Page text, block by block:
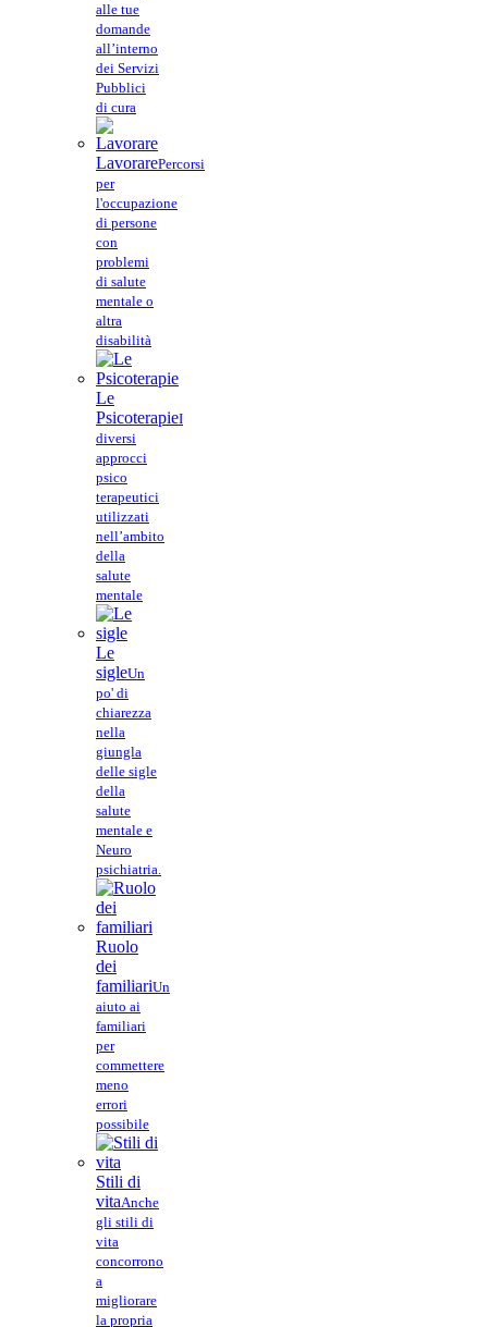
alle tue
domande
all’interno
dei Servizi
Pubblici
di cura
LavorarePercorsi
per
l'occupazione
di persone
con
problemi
di salute
mentale o
altra
disabilità
Le
PsicoterapieI
diversi
approcci
psico
terapeutici
utilizzati
nell’ambito
della
salute
mentale
Le
sigleUn
po' di
chiarezza
nella
giungla
delle sigle
della
salute
mentale e
Neuro
psichiatria.
Ruolo
dei
familiariUn
aiuto ai
familiari
per
commettere
meno
errori
possibile
Stili di
vitaAnche
gli stili di
vita
concorrono
a
migliorare
la propria